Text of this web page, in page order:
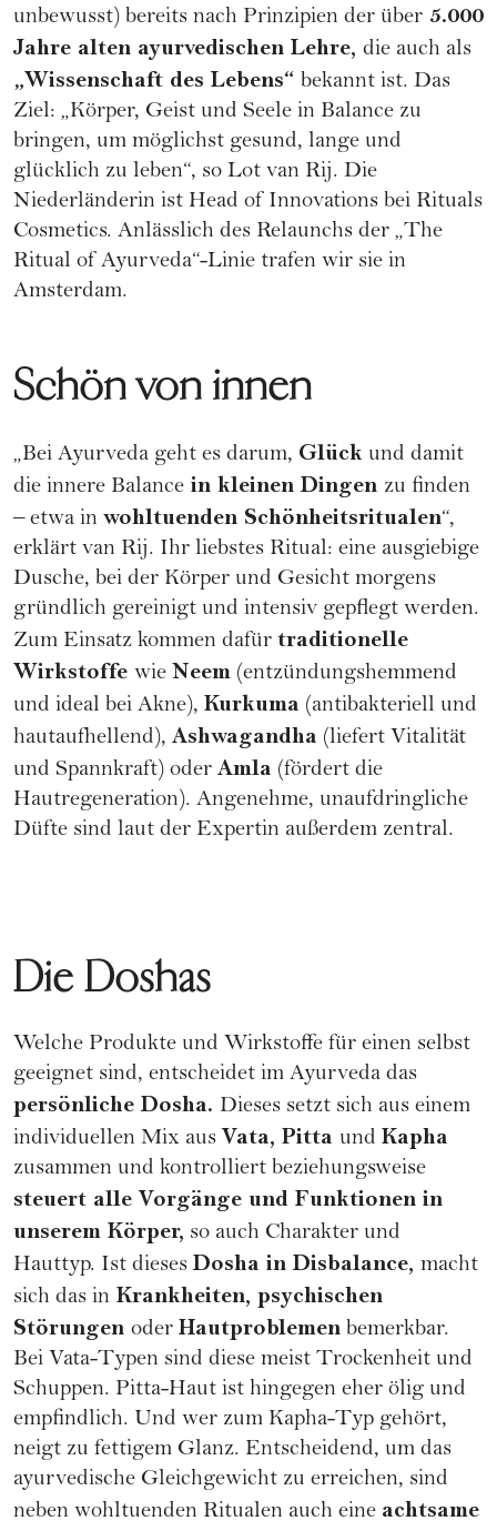
unbewusst) bereits nach Prinzipien der über 5.000
Jahre alten ayurvedischen Lehre, die auch als
„Wissenschaft des Lebens“ bekannt ist. Das
Ziel: „Körper, Geist und Seele in Balance zu
bringen, um möglichst gesund, lange und
glücklich zu leben“, so Lot van Rij. Die
Niederländerin ist Head of Innovations bei Rituals
Cosmetics. Anlässlich des Relaunchs der „The
Ritual of Ayurveda“-Linie trafen wir sie in
Amsterdam.
Schön von innen
„Bei Ayurveda geht es darum, Glück und damit
die innere Balance in kleinen Dingen zu finden
– etwa in wohltuenden Schönheitsritualen“,
erklärt van Rij. Ihr liebstes Ritual: eine ausgiebige
Dusche, bei der Körper und Gesicht morgens
gründlich gereinigt und intensiv gepflegt werden.
Zum Einsatz kommen dafür traditionelle
Wirkstoffe wie Neem (entzündungshemmend
und ideal bei Akne), Kurkuma (antibakteriell und
hautaufhellend), Ashwagandha (liefert Vitalität
und Spannkraft) oder Amla (fördert die
Hautregeneration). Angenehme, unaufdringliche
Düfte sind laut der Expertin außerdem zentral.
Die Doshas
Welche Produkte und Wirkstoffe für einen selbst
geeignet sind, entscheidet im Ayurveda das
persönliche Dosha. Dieses setzt sich aus einem
individuellen Mix aus Vata, Pitta und Kapha
zusammen und kontrolliert beziehungsweise
steuert alle Vorgänge und Funktionen in
unserem Körper, so auch Charakter und
Hauttyp. Ist diesesDosha in Disbalance, macht
sich das in Krankheiten, psychischen
Störungen oder Hautproblemen bemerkbar.
Bei Vata-Typen sind diese meist Trockenheit und
Schuppen. Pitta-Haut ist hingegen eher ölig und
empfindlich. Und wer zum Kapha-Typ gehört,
neigt zu fettigem Glanz. Entscheidend, um das
ayurvedische Gleichgewicht zu erreichen, sind
neben wohltuenden Ritualen auch eine achtsame